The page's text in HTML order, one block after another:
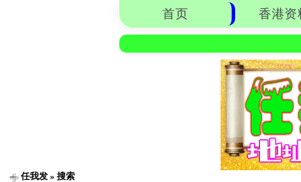
首页 香港资
任我发 » 搜索